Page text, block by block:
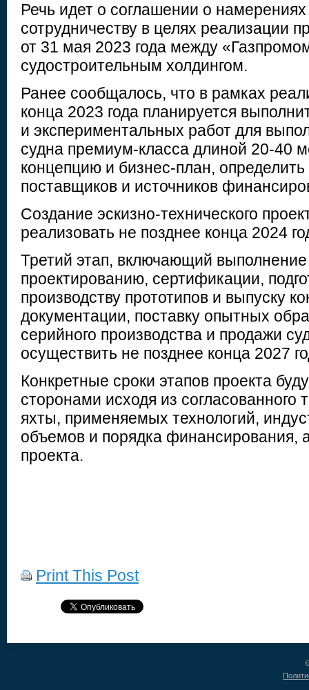
Речь идет о соглашении о
сотрудничеству в целях реализации
от 31 мая 2023 года между
судостроительным холдингом.
Ранее сообщалось, что в рамках
конца 2023 года планируется
и экспериментальных работ для
судна премиум-класса длиной 20-40
концепцию и бизнес-план,
поставщиков и источников
Создание эскизно-технического
реализовать не позднее конца 2024
Третий этап, включающий выполнение
проектированию, сертификации,
производству прототипов и выпуску
документации, поставку опытных
серийного производства и продажи
осуществить не позднее конца 2027
Конкретные сроки этапов проекта
сторонами исходя из согласованного
яхты, применяемых технологий,
объемов и порядка финансирования,
проекта.
Print This Post